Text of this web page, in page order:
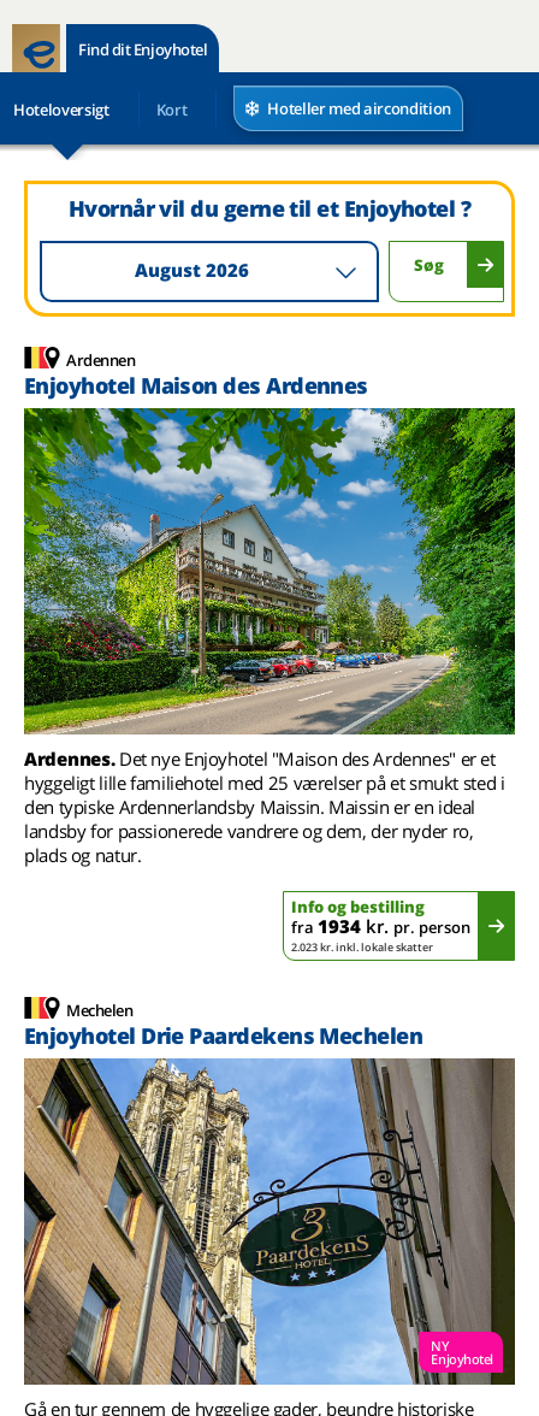
Find dit Enjoyhotel
Hoteloversigt Kort Hoteller med aircondition
Hvornår vil du gerne til et Enjoyhotel ?
August 2026 Søg
Ardennen
Enjoyhotel Maison des Ardennes
Ardennes.Det nye Enjoyhotel "Maison des Ardennes" er et
hyggeligt lille familiehotel med 25 værelser på et smukt sted i
den typiske Ardennerlandsby Maissin. Maissin er en ideal
landsby for passionerede vandrere og dem, der nyder ro,
plads og natur.
Info og bestilling
fra 1934 kr. pr. person
2.023 kr. inkl. lokale skatter
Mechelen
Enjoyhotel Drie Paardekens Mechelen
NY
Enjoyhotel
Gå en tur gennem de hyggelige gader, beundre historiske